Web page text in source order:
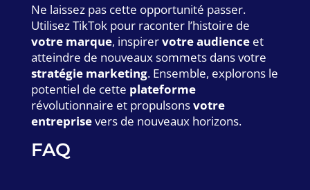
Ne laissez pas cette opportunité passer.
Utilisez TikTok pour raconter l’histoire de
votre marque, inspirervotre audienceet
atteindre de nouveaux sommets dans votre
stratégie marketing. Ensemble, explorons le
potentiel de cette plateforme
révolutionnaire et propulsonsvotre
entreprisevers de nouveaux horizons.
FAQ